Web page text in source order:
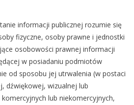
informacji publicznej rozumie się
fizyczne, osoby prawne i jednostki
osobowości prawnej informacji
w posiadaniu podmiotów
od sposobu jej utrwalenia (w postaci
dźwiękowej, wizualnej lub
lub niekomercyjnych,